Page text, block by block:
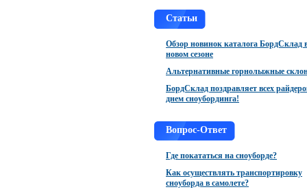
Статьи
Обзор новинок каталога БордСклад
новом сезоне
Альтернативные горнолыжные
БордСклад поздравляет всех
днем сноубординга!
Вопрос-Ответ
Где покататься на сноуборде?
Как осуществлять транспортировку
сноуборда в самолете?